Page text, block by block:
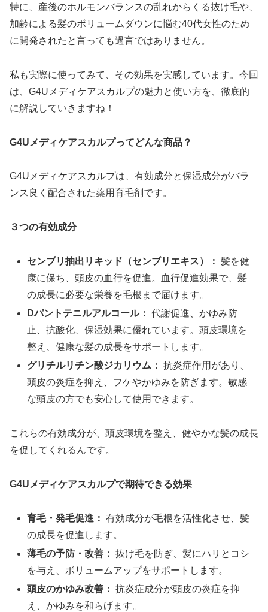
特に、産後のホルモンバランスの乱れからくる抜け毛や、
加齢による髪のボリュームダウンに悩む40代女性のため
に開発されたと言っても過言ではありません。
私も実際に使ってみて、その効果を実感しています。今回
は、G4Uメディケアスカルプの魅力と使い方を、徹底的
に解説していきますね！
G4Uメディケアスカルプってどんな商品？
G4Uメディケアスカルプは、有効成分と保湿成分がバラ
ンス良く配合された薬用育毛剤です。
３つの有効成分
センブリ抽出リキッド（センブリエキス）： 髪を健
康に保ち、頭皮の血行を促進。血行促進効果で、髪
の成長に必要な栄養を毛根まで届けます。
Dパントテニルアルコール： 代謝促進、かゆみ防
止、抗酸化、保湿効果に優れています。頭皮環境を
整え、健康な髪の成長をサポートします。
グリチルリチン酸ジカリウム： 抗炎症作用があり、
頭皮の炎症を抑え、フケやかゆみを防ぎます。敏感
な頭皮の方でも安心して使用できます。
これらの有効成分が、頭皮環境を整え、健やかな髪の成長
を促してくれるんです。
G4Uメディケアスカルプで期待できる効果
育毛・発毛促進： 有効成分が毛根を活性化させ、髪
の成長を促進します。
薄毛の予防・改善： 抜け毛を防ぎ、髪にハリとコシ
を与え、ボリュームアップをサポートします。
頭皮のかゆみ改善： 抗炎症成分が頭皮の炎症を抑
え、かゆみを和らげます。